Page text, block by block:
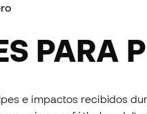
PARA
e impactos recibidos